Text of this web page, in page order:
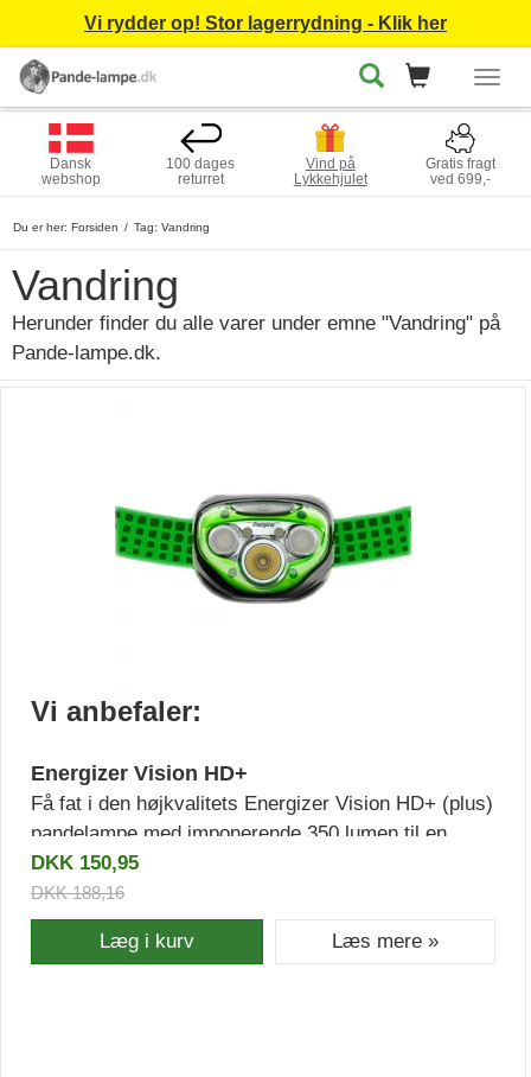
Vi rydder op! Stor lagerrydning - Klik her
Dansk
webshop
100 dages
returret
Vind på
Lykkehjulet
Gratis fragt
ved 699,-
Du er her: Forsiden Tag: Vandring
Vandring
Herunder finder du alle varer under emne "Vandring" på
Pande-lampe.dk.
Vi anbefaler:
Energizer Vision HD+
Få fat i den højkvalitets Energizer Vision HD+ (plus)
pandelampe med imponerende 350 lumen til en
fantastisk pris.
DKK 150,95
DKK 188,16
Læg i kurv Læs mere »